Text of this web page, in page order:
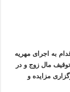
به اجرای مهریه
مال زوج و در
مزایده و